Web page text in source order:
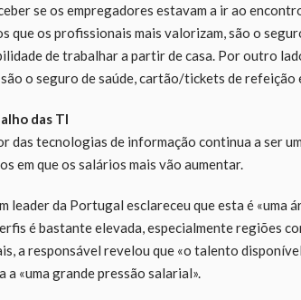
se os empregadores estavam a ir ao
que os profissionais mais valorizam, são o
de trabalhar a partir de casa. Por outro
o seguro de saúde, cartão/tickets de refeição
das TI
das tecnologias de informação continua a ser
em que os salários mais vão aumentar.
leader da Portugal esclareceu que esta é «uma
é bastante elevada, especialmente regiões
a responsável revelou que «o talento
a «uma grande pressão salarial».